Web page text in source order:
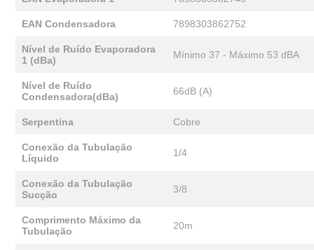
EAN Condensadora 7898303862752
Nível de Ruído Evaporadora
1 (dBa)
Mínimo 37 - Máximo 53 dBA
Nível de Ruído
Condensadora(dBa)
66dB (A)
Serpentina Cobre
Conexão da Tubulação
Líquido
1/4
Conexão da Tubulação
Sucção
3/8
Comprimento Máximo da
Tubulação
20m